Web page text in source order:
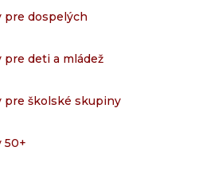
pre dospelých
pre deti a mládež
pre školské skupiny
50+